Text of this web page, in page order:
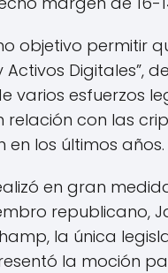
objetivo permitir
Activos Digitales”,
varios esfuerzos
con las
los últimos años.
en gran
republicano,
la única
la moción